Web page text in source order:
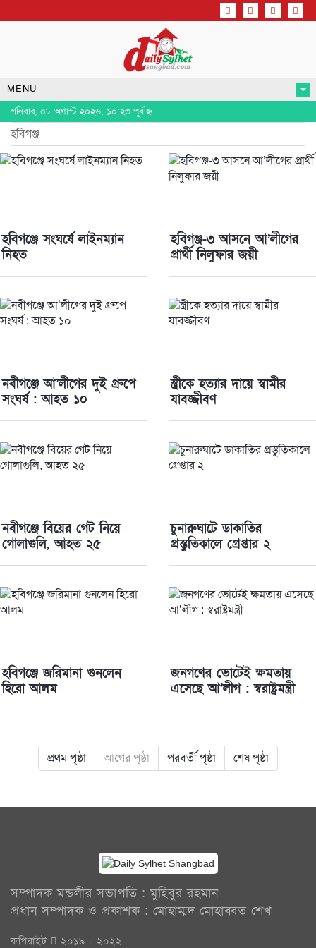
MENU
শনিবার, ০৮ অগাস্ট ২০২৬, ১০:২৩ পূর্বাহ্ন
হবিগঞ্জ
হবিগঞ্জে সংঘর্ষে লাইনম্যান
নিহত
হবিগঞ্জ-৩ আসনে আ’লীগের
প্রার্থী নিলুফার জয়ী
নবীগঞ্জে আ’লীগের দুই গ্রুপে
সংঘর্ষ : আহত ১০
স্ত্রীকে হত্যার দায়ে স্বামীর
যাবজ্জীবণ
নবীগঞ্জে বিয়ের গেট নিয়ে
গোলাগুলি, আহত ২৫
চুনারুঘাটে ডাকাতির
প্রস্তুতিকালে গ্রেপ্তার ২
হবিগঞ্জে জরিমানা গুনলেন
হিরো আলম
জনগণের ভোটেই ক্ষমতায়
এসেছে আ’লীগ : স্বরাষ্ট্রমন্ত্রী
প্রথম পৃষ্ঠা আগের পৃষ্ঠা পরবর্তী পৃষ্ঠা শেষ পৃষ্ঠা
সম্পাদক মন্ডলীর সভাপতি : মুহিবুর রহমান
প্রধান সম্পাদক ও প্রকাশক : মোহাম্মদ মোহাব্বত শেখ
কপিরাইট ২০১৯ - ২০২২